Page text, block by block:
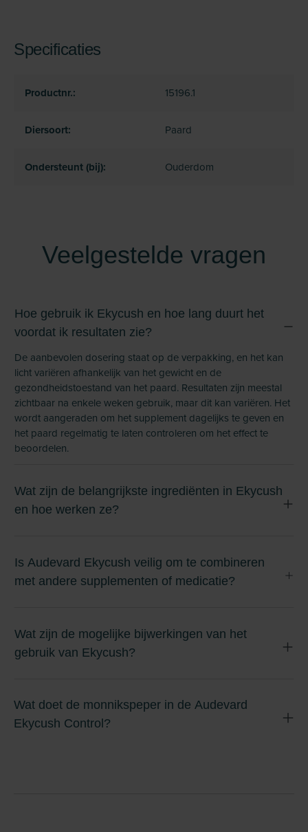
Specificaties
Productnr.: 15196.1
Diersoort: Paard
Ondersteunt (bij): Ouderdom
Veelgestelde vragen
Hoe gebruik ik Ekycush en hoe lang duurt het
voordat ik resultaten zie?
De aanbevolen dosering staat op de verpakking, en het kan
licht variëren afhankelijk van het gewicht en de
gezondheidstoestand van het paard. Resultaten zijn meestal
zichtbaar na enkele weken gebruik, maar dit kan variëren. Het
wordt aangeraden om het supplement dagelijks te geven en
het paard regelmatig te laten controleren om het effect te
beoordelen.
Wat zijn de belangrijkste ingrediënten in Ekycush
en hoe werken ze?
Is Audevard Ekycush veilig om te combineren
met andere supplementen of medicatie?
Wat zijn de mogelijke bijwerkingen van het
gebruik van Ekycush?
Wat doet de monnikspeper in de Audevard
Ekycush Control?